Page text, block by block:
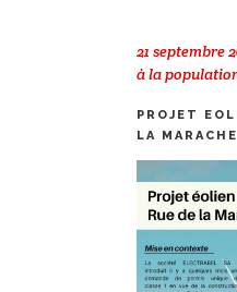
21 septembre
à la
PROJET
LA MARACHE